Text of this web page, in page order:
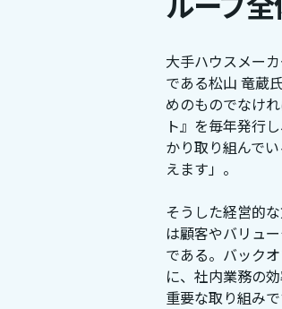
大手ハウスメー
である松山 竜蔵
めのものでなけ
ト』を毎年発行
かり取り組んで
えます」。
そうした経営的
は顧客やバリュ
である。バック
に、社内業務の
重要な取り組み